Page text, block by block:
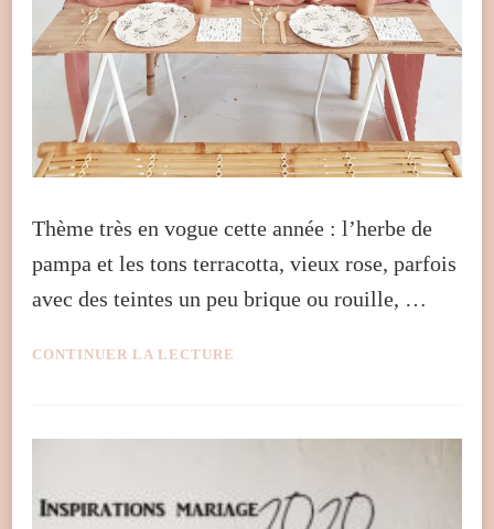
Thème très en vogue cette année : l’herbe de
pampa et les tons terracotta, vieux rose, parfois
avec des teintes un peu brique ou rouille, …
CONTINUER LA LECTURE